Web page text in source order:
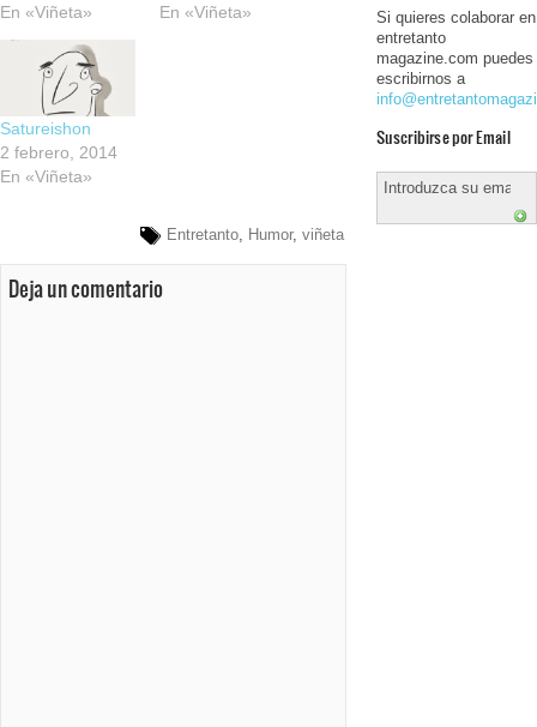
En «Viñeta»
En «Viñeta»
Satureishon
2 febrero, 2014
En «Viñeta»
Entretanto, Humor, viñeta
Deja un comentario
Si quieres colaborar en
entretanto
magazine.com puedes
escribirnos a
Suscribirse por Email